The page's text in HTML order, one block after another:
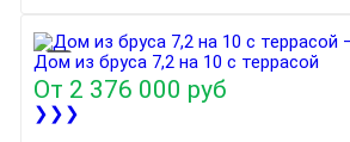
Дом из бруса 7,2 на 10 с террасой
От 2 376 000 руб
❯❯❯